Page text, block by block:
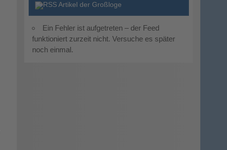
Artikel der Großloge
Ein Fehler ist aufgetreten – der Feed
funktioniert zurzeit nicht. Versuche es später
noch einmal.